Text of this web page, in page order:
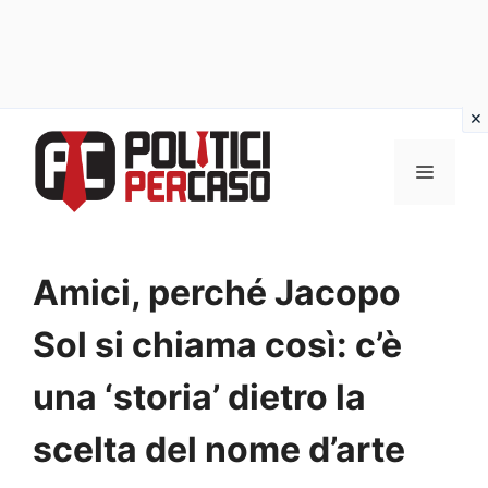
contenuto
MENU
Amici, perché Jacopo
Sol si chiama così: c’è
una ‘storia’ dietro la
scelta del nome d’arte